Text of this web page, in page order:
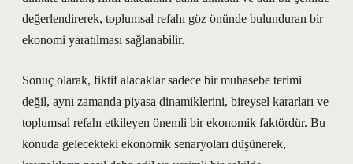
değerlendirerek, toplumsal refahı göz önünde bulunduran bir
ekonomi yaratılması sağlanabilir.
Sonuç olarak, fiktif alacaklar sadece bir muhasebe terimi
değil, aynı zamanda piyasa dinamiklerini, bireysel kararları ve
toplumsal refahı etkileyen önemli bir ekonomik faktördür. Bu
konuda gelecekteki ekonomik senaryoları düşünerek,